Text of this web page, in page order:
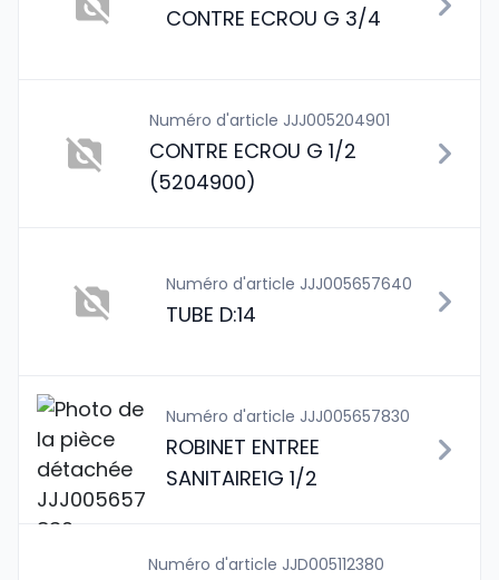
CONTRE ECROU G 3/4
Numéro d'article JJJ005204901
CONTRE ECROU G 1/2
(5204900)
Numéro d'article JJJ005657640
TUBE D:14
Numéro d'article JJJ005657830
ROBINET ENTREE
SANITAIRE1G 1/2
Numéro d'article JJD005112380